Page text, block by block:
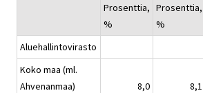
Prosenttia,
%
Prosenttia,
%
Aluehallintovirasto
Koko maa (ml.
Ahvenanmaa)
8,0 8,1